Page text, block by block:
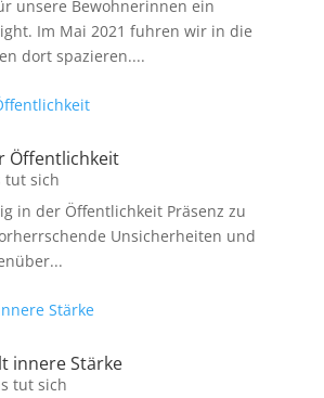
unsere Bewohnerinnen ein
Im Mai 2021 fuhren wir in die
dort spazieren....
Öffentlichkeit
tut sich
in der Öffentlichkeit Präsenz zu
Unsicherheiten und
innere Stärke
tut sich